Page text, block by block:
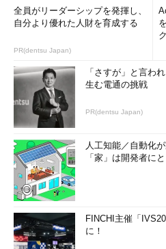
全員がリーダーシップを発揮し、
自分より優れた人財を育成する
PR(dentsu Japan)
「さすが」と言わ
生む電通の挑戦
PR(dentsu Japan)
人工知能／自動化
「家」は開発者に
FINCHI主催「
に！